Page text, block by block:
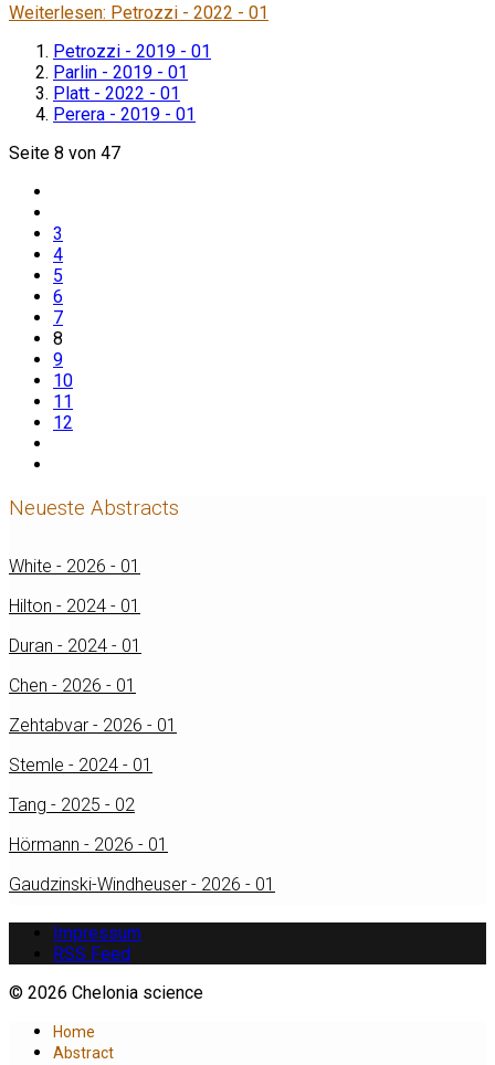
Weiterlesen: Petrozzi - 2022 - 01
Petrozzi - 2019 - 01
Parlin - 2019 - 01
Platt - 2022 - 01
Perera - 2019 - 01
Seite 8 von 47
3
4
5
6
7
8
9
10
11
12
Neueste Abstracts
White - 2026 - 01
Hilton - 2024 - 01
Duran - 2024 - 01
Chen - 2026 - 01
Zehtabvar - 2026 - 01
Stemle - 2024 - 01
Tang - 2025 - 02
Hörmann - 2026 - 01
Gaudzinski-Windheuser - 2026 - 01
Impressum
RSS Feed
© 2026 Chelonia science
Home
Abstract